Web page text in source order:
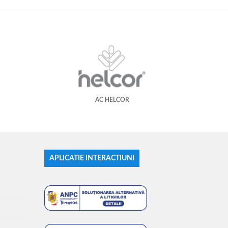
AC HELCOR
APLICATIE INTERACTIUNI